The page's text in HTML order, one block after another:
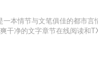
本情节与文笔俱佳的都市
净的文字章节在线阅读和